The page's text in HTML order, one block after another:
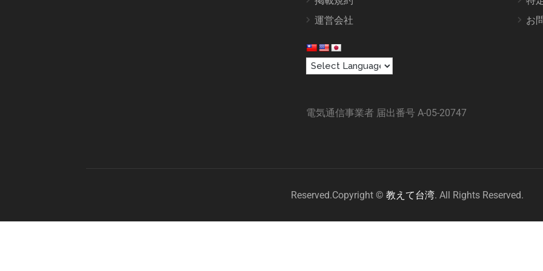
運営会社
お
電気通信事業者 届出番号 A-05-20747
Reserved.Copyright © 教えて台湾. All Rights Reserved.